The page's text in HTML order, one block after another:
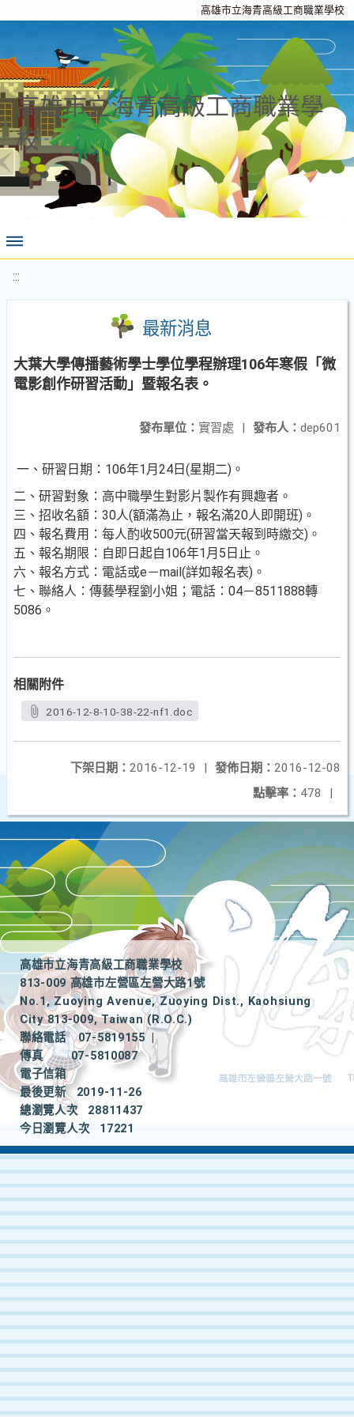
高雄市立海青高級工商職業學校
高雄市立海青高級工商職業學
校
:::
最新消息
大葉大學傳播藝術學士學位學程辦理106年寒假「微
電影創作研習活動」暨報名表。
發布人： dep601
發布單位： 實習處 |
一、研習日期：106年1月24日(星期二)。
二、研習對象：高中職學生對影片製作有興趣者。
三、招收名額：30人(額滿為止，報名滿20人即開班)。
四、報名費用：每人酌收500元(研習當天報到時繳交)。
五、報名期限：自即日起自106年1月5日止。
六、報名方式：電話或e－mail(詳如報名表)。
七、聯絡人：傳藝學程劉小姐；電話：04－8511888轉
5086。
相關附件
2016-12-8-10-38-22-nf1.doc
發佈日期： 2016-12-08
下架日期： 2016-12-19
|
點擊率： 478 |
高雄市立海青高級工商職業學校
813-009 高雄市左營區左營大路1號
No.1, Zuoying Avenue, Zuoying Dist., Kaohsiung
City 813-009, Taiwan (R.O.C.)
聯絡電話
07-5819155
|
傳真
07-5810087
電子信箱
最後更新
2019-11-26
總瀏覽人次
28811437
今日瀏覽人次
17221